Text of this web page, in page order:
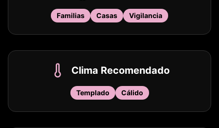
Familias Casas Vigilancia
Clima Recomendado
Templado Cálido